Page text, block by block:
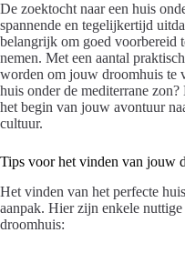
De zoektocht naar een huis
spannende en tegelijkertijd
belangrijk om goed voorbereid
nemen. Met een aantal
worden om jouw droomhuis te
huis onder de mediterrane
het begin van jouw avontuur
cultuur.
Tips voor het vinden van jouw
Het vinden van het perfecte
aanpak. Hier zijn enkele
droomhuis: